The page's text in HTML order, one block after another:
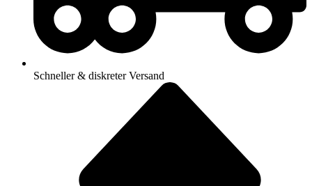
Schneller & diskreter Versand